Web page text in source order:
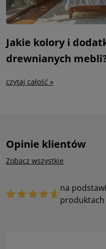
Jakie kolory i
drewnianych
czytaj całość »
Opinie klientów
Zobacz wszystkie
na
produktach